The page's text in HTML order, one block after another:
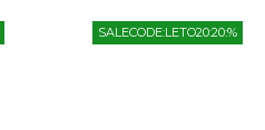
SALECODE:LETO20:20:%